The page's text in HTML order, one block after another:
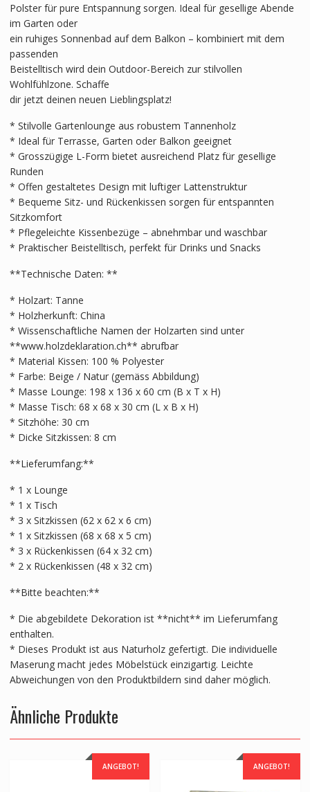
Polster für pure Entspannung sorgen. Ideal für gesellige Abende
im Garten oder
ein ruhiges Sonnenbad auf dem Balkon – kombiniert mit dem
passenden
Beistelltisch wird dein Outdoor-Bereich zur stilvollen
Wohlfühlzone. Schaffe
dir jetzt deinen neuen Lieblingsplatz!
* Stilvolle Gartenlounge aus robustem Tannenholz
* Ideal für Terrasse, Garten oder Balkon geeignet
* Grosszügige L-Form bietet ausreichend Platz für gesellige
Runden
* Offen gestaltetes Design mit luftiger Lattenstruktur
* Bequeme Sitz- und Rückenkissen sorgen für entspannten
Sitzkomfort
* Pflegeleichte Kissenbezüge – abnehmbar und waschbar
* Praktischer Beistelltisch, perfekt für Drinks und Snacks
**Technische Daten: **
* Holzart: Tanne
* Holzherkunft: China
* Wissenschaftliche Namen der Holzarten sind unter
**www.holzdeklaration.ch** abrufbar
* Material Kissen: 100 % Polyester
* Farbe: Beige / Natur (gemäss Abbildung)
* Masse Lounge: 198 x 136 x 60 cm (B x T x H)
* Masse Tisch: 68 x 68 x 30 cm (L x B x H)
* Sitzhöhe: 30 cm
* Dicke Sitzkissen: 8 cm
**Lieferumfang:**
* 1 x Lounge
* 1 x Tisch
* 3 x Sitzkissen (62 x 62 x 6 cm)
* 1 x Sitzkissen (68 x 68 x 5 cm)
* 3 x Rückenkissen (64 x 32 cm)
* 2 x Rückenkissen (48 x 32 cm)
**Bitte beachten:**
* Die abgebildete Dekoration ist **nicht** im Lieferumfang
enthalten.
* Dieses Produkt ist aus Naturholz gefertigt. Die individuelle
Maserung macht jedes Möbelstück einzigartig. Leichte
Abweichungen von den Produktbildern sind daher möglich.
Ähnliche Produkte
ANGEBOT! ANGEBOT!